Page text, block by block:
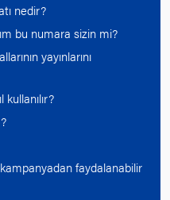
nedir?
bu numara sizin mi?
yayınlarını
faydalanabilir